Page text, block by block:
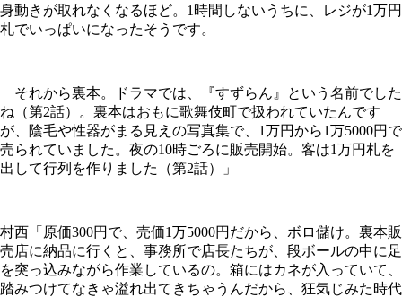
身動きが取れなくなるほど。1時間しないうちに、レジが1万円
札でいっぱいになったそうです。
それから裏本。ドラマでは、『すずらん』という名前でした
ね（第2話）。裏本はおもに歌舞伎町で扱われていたんです
が、陰毛や性器がまる見えの写真集で、1万円から1万5000円で
売られていました。夜の10時ごろに販売開始。客は1万円札を
出して行列を作りました（第2話）」
村西「原価300円で、売価1万5000円だから、ボロ儲け。裏本販
売店に納品に行くと、事務所で店長たちが、段ボールの中に足
を突っ込みながら作業しているの。箱にはカネが入っていて、
踏みつけてなきゃ溢れ出てきちゃうんだから、狂気じみた時代